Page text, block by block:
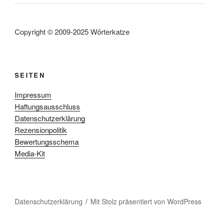
Copyright © 2009-2025 Wörterkatze
SEITEN
Impressum
Haftungsausschluss
Datenschutzerklärung
Rezensionpolitik
Bewertungsschema
Media-Kit
Datenschutzerklärung Mit Stolz präsentiert von WordPress